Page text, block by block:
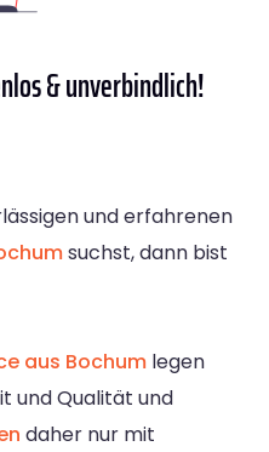
& unverbindlich!
und erfahrenen
suchst, dann bist
aus Bochum legen
und Qualität und
daher nur mit